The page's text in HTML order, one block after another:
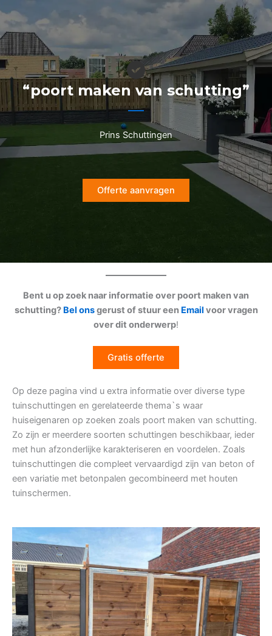
naar
de
inhoud
“poort maken van schutting”
Prins Schuttingen
Offerte aanvragen
Bent u op zoek naar informatie over poort maken van
schutting? Bel onsgerust of stuur een Email voor vragen
over dit onderwerp!
Gratis offerte
Op deze pagina vind u extra informatie over diverse type
tuinschuttingen en gerelateerde thema`s waar
huiseigenaren op zoeken zoals poort maken van schutting.
Zo zijn er meerdere soorten schuttingen beschikbaar, ieder
met hun afzonderlijke karakteriseren en voordelen. Zoals
tuinschuttingen die compleet vervaardigd zijn van beton of
een variatie met betonpalen gecombineerd met houten
tuinschermen.